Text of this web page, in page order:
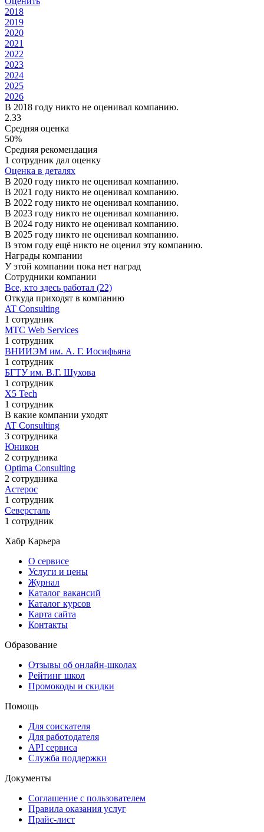
2018
2019
2020
2021
2022
2023
2024
2025
2026
В 2018 году никто не оценивал компанию.
2.33
Средняя оценка
50%
Средняя рекомендация
1 сотрудник дал оценку
Оценка в деталях
В 2020 году никто не оценивал компанию.
В 2021 году никто не оценивал компанию.
В 2022 году никто не оценивал компанию.
В 2023 году никто не оценивал компанию.
В 2024 году никто не оценивал компанию.
В 2025 году никто не оценивал компанию.
В этом году ещё никто не оценил эту компанию.
Награды компании
У этой компании пока нет наград
Сотрудники компании
Все, кто здесь работал (22)
Откуда приходят в компанию
AT Consulting
1 сотрудник
МТС Web Services
1 сотрудник
ВНИИЭМ им. А. Г. Иосифьяна
1 сотрудник
БГТУ им. В.Г. Шухова
1 сотрудник
X5 Tech
1 сотрудник
В какие компании уходят
AT Consulting
3 сотрудника
Юникон
2 сотрудника
Optima Consulting
2 сотрудника
Астерос
1 сотрудник
Северсталь
1 сотрудник
Хабр Карьера
О сервисе
Услуги и цены
Журнал
Каталог вакансий
Каталог курсов
Карта сайта
Контакты
Образование
Отзывы об онлайн-школах
Рейтинг школ
Промокоды и скидки
Помощь
Для соискателя
Для работодателя
API сервиса
Служба поддержки
Документы
Соглашение с пользователем
Правила оказания услуг
Прайс-лист